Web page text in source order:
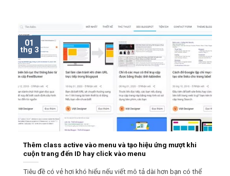
Thêm class active vào menu và tạo hiệu ứng mượt khi
cuộn trang đến ID hay click vào menu
Tiêu đề có vẻ hơi khó hiểu nếu viết mô tả dài hơn bạn có thể
01
thg 3